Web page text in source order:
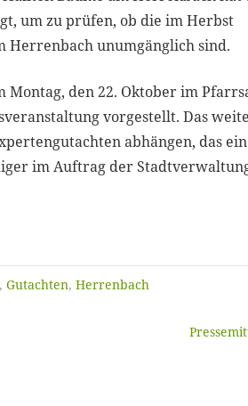
um zu prüfen, ob die im Herbst
Herrenbach unumgänglich sind.
Montag, den 22. Oktober im
vorgestellt. Das
abhängen, das ein
im Auftrag der
Gutachten, Herrenbach